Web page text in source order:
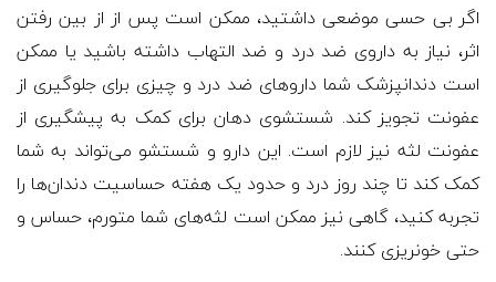
اگر بی حسی موضعی داشتید، ممکن است پس از از بین رفتن
اثر، نیاز به داروی ضد درد و ضد التهاب داشته باشید یا ممکن
است دندانپزشک شما داروهای ضد درد و چیزی برای جلوگیری از
عفونت تجویز کند. شستشوی دهان برای کمک به پیشگیری از
عفونت لثه نیز لازم است. این دارو و شستشو می‌تواند به شما
کمک کند تا چند روز درد و حدود یک هفته حساسیت دندان‌ها را
تجربه کنید، گاهی نیز ممکن است لثه‌های شما متورم، حساس و
حتی خونریزی کنند.